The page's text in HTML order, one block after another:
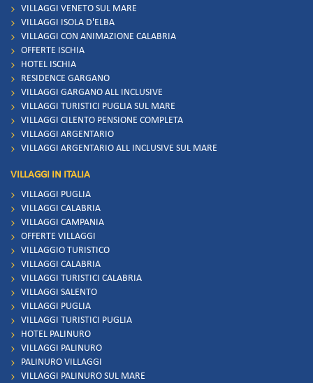
VILLAGGI VENETO SUL MARE
VILLAGGI ISOLA D'ELBA
VILLAGGI CON ANIMAZIONE CALABRIA
OFFERTE ISCHIA
HOTEL ISCHIA
RESIDENCE GARGANO
VILLAGGI GARGANO ALL INCLUSIVE
VILLAGGI TURISTICI PUGLIA SUL MARE
VILLAGGI CILENTO PENSIONE COMPLETA
VILLAGGI ARGENTARIO
VILLAGGI ARGENTARIO ALL INCLUSIVE SUL MARE
VILLAGGI IN ITALIA
VILLAGGI PUGLIA
VILLAGGI CALABRIA
VILLAGGI CAMPANIA
OFFERTE VILLAGGI
VILLAGGIO TURISTICO
VILLAGGI CALABRIA
VILLAGGI TURISTICI CALABRIA
VILLAGGI SALENTO
VILLAGGI PUGLIA
VILLAGGI TURISTICI PUGLIA
HOTEL PALINURO
VILLAGGI PALINURO
PALINURO VILLAGGI
VILLAGGI PALINURO SUL MARE